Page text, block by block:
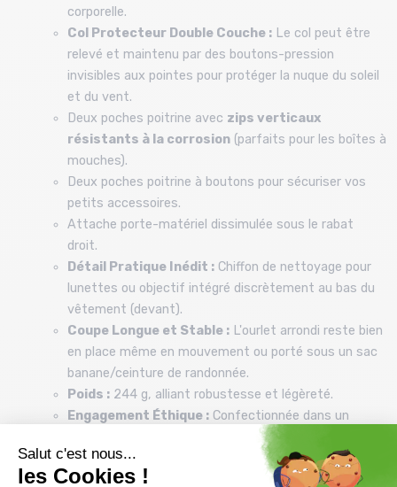
corporelle.
Col Protecteur Double Couche : Le col peut être
relevé et maintenu par des boutons-pression
invisibles aux pointes pour protéger la nuque du soleil
et du vent.
Deux poches poitrine avec zips verticaux
résistants à la corrosion (parfaits pour les boîtes à
mouches).
Deux poches poitrine à boutons pour sécuriser vos
petits accessoires.
Attache porte-matériel dissimulée sous le rabat
droit.
Détail Pratique Inédit : Chiffon de nettoyage pour
lunettes ou objectif intégré discrètement au bas du
vêtement (devant).
Coupe Longue et Stable : L'ourlet arrondi reste bien
en place même en mouvement ou porté sous un sac
banane/ceinture de randonnée.
Poids : 244 g, alliant robustesse et légèreté.
Engagement Éthique : Confectionnée dans un